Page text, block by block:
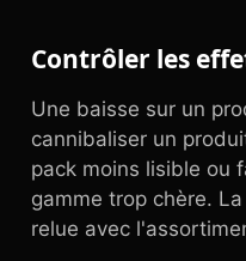
Contrôler les
Une baisse sur un
cannibaliser un
pack moins lisible ou
gamme trop chère.
relue avec